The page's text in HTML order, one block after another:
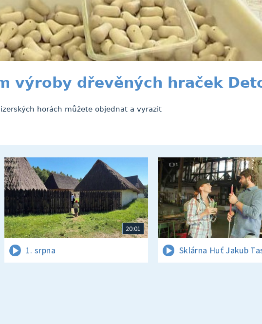
výroby dřevěných hraček
horách můžete objednat a vyrazit
20:01
1. srpna Sklárna Huť Jakub